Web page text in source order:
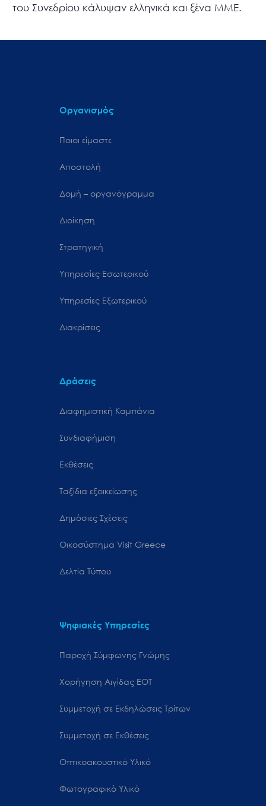
του Συνεδρίου κάλυψαν ελληνικά και ξένα ΜΜΕ.
Οργανισμός
Ποιοι είμαστε
Αποστολή
Δομή – οργανόγραμμα
Διοίκηση
Στρατηγική
Υπηρεσίες Εσωτερικού
Υπηρεσίες Εξωτερικού
Διακρίσεις
Δράσεις
Διαφημιστική Καμπάνια
Συνδιαφήμιση
Εκθέσεις
Ταξίδια εξοικείωσης
Δημόσιες Σχέσεις
Oικοσύστημα Visit Greece
Δελτία Τύπου
Ψηφιακές Υπηρεσίες
Παροχή Σύμφωνης Γνώμης
Χορήγηση Αιγίδας ΕΟΤ
Συμμετοχή σε Εκδηλώσεις Τρίτων
Συμμετοχή σε Εκθέσεις
Οπτικοακουστικό Υλικό
Φωτογραφικό Υλικό